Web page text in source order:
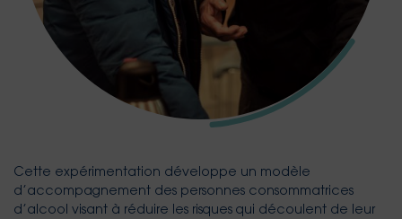
Cette expérimentation développe un modèle
d’accompagnement des personnes consommatrices
d’alcool visant à réduire les risques qui découlent de leur